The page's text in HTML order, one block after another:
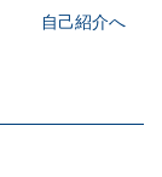
自己紹介へ